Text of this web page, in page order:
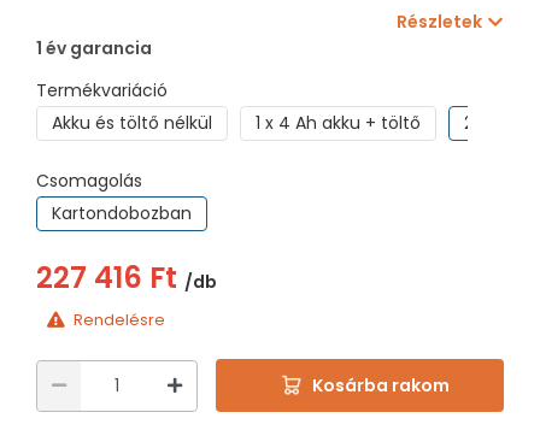
Részletek
1 év garancia
Termékvariáció
Akku és töltő nélkül
1 x 4 Ah akku + töltő 2 x 5,2
Csomagolás
Kartondobozban
227 416 Ft /db
Rendelésre
Kosárba rakom